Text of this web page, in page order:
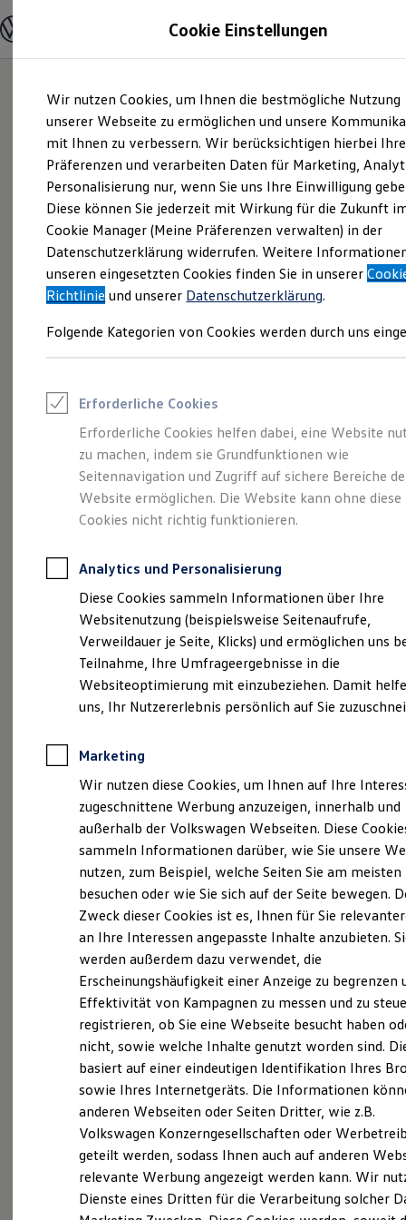
Hauptinhalt
springen
Footer
springen
Modelle und Konfigurator
Modelle vergleichen
Elektroautos
ENERGY Sondermodelle
Nutzfahrzeuge
SUV und CUV
Familienautos
Kombis
Kompaktwagen
Sportwagen
Schnell verfügbare Fahrzeuge
Angebote und Produkte
Aktuelle Angebote
E-Auto-Förderung
Volkswagen Marktplatz
Junge Gebrauchtwagen und Gebrauchtwagen
Saisonangebote
Leasing
Leasing-Angebote
Gebrauchtwagen Leasing
Junge Gebrauchtwagen-Leasing
Elektroauto Leasing
Kleinwagen-Leasing
Leasing ohne Anzahlung
Autokredit mit Schlussrate
Versicherungen und Garantien
Kfz-Versicherung
Restschuldversicherungen
Garantien
Wartungsverträge
Geschäftskunden
Professional Class bei Volkswagen
Großkunden
Behörden
Anpfiff zum Gewinn
Elektroautos
ID. Tutorials
Elektrofahrzeugkonzepte
Reichweite
Reichweite der ID. Modelle
Reichweite im Winter
Laden
Laden unterwegs
Laden Zuhause
Ladezeitensimulator
Batterie
Sicherheit
Garantie und Lebensdauer
Nachhaltigkeit
Technologie
Kosten und Kauf
Verbrauchskosten
Kaufoptionen
E-Auto-Förderung
Software und Konnektivität
Die ID. Software 6
ID. Software Versionen und Updates
Digitale Extras
Schnittstellen zu Ihrem ID.
Viel Platz, viel Freiheit.
Der Golf Variant.
( Impressum & Rechtliches
Probefahrt vereinbaren
Fahrzeugangebot anfordern
Cookie Einstellungen
Wir nutzen Cookies, um Ihnen die bestmögliche Nutzung
unserer Webseite zu ermöglichen und unsere
mit Ihnen zu verbessern. Wir berücksichtigen hierbei Ihre
Präferenzen und verarbeiten Daten für Marketing,
Personalisierung nur, wenn Sie uns Ihre Einwilligung
Diese können Sie jederzeit mit Wirkung für die Zukunft
Cookie Manager (Meine Präferenzen verwalten) in der
Datenschutzerklärung widerrufen. Weitere
unseren eingesetzten Cookies finden Sie in unserer
Richtlinie und unserer Datenschutzerklärung.
Folgende Kategorien von Cookies werden durch uns
Erforderliche Cookies
Erforderliche Cookies helfen dabei, eine Website
zu machen, indem sie Grundfunktionen wie
Seitennavigation und Zugriff auf sichere Bereiche
Website ermöglichen. Die Website kann ohne diese
Cookies nicht richtig funktionieren.
Analytics und Personalisierung
Diese Cookies sammeln Informationen über Ihre
Websitenutzung (beispielsweise Seitenaufrufe,
Verweildauer je Seite, Klicks) und ermöglichen uns
Teilnahme, Ihre Umfrageergebnisse in die
Websiteoptimierung mit einzubeziehen. Damit
uns, Ihr Nutzererlebnis persönlich auf Sie
Marketing
Wir nutzen diese Cookies, um Ihnen auf Ihre
zugeschnittene Werbung anzuzeigen, innerhalb und
außerhalb der Volkswagen Webseiten. Diese
sammeln Informationen darüber, wie Sie unsere
nutzen, zum Beispiel, welche Seiten Sie am meisten
besuchen oder wie Sie sich auf der Seite bewegen.
Zweck dieser Cookies ist es, Ihnen für Sie
an Ihre Interessen angepasste Inhalte anzubieten.
werden außerdem dazu verwendet, die
Erscheinungshäufigkeit einer Anzeige zu begrenzen
Effektivität von Kampagnen zu messen und zu
registrieren, ob Sie eine Webseite besucht haben
nicht, sowie welche Inhalte genutzt worden sind.
basiert auf einer eindeutigen Identifikation Ihres
sowie Ihres Internetgeräts. Die Informationen
anderen Webseiten oder Seiten Dritter, wie z.B.
Volkswagen Konzerngesellschaften oder
geteilt werden, sodass Ihnen auch auf anderen
relevante Werbung angezeigt werden kann. Wir
Dienste eines Dritten für die Verarbeitung solcher